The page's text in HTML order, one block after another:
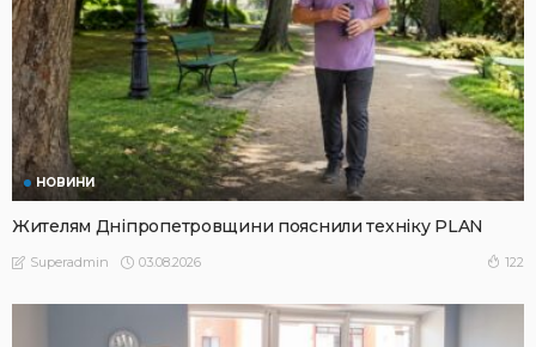
НОВИНИ
Жителям Дніпропетровщини пояснили техніку PLAN
Superadmin 03.08.2026 122